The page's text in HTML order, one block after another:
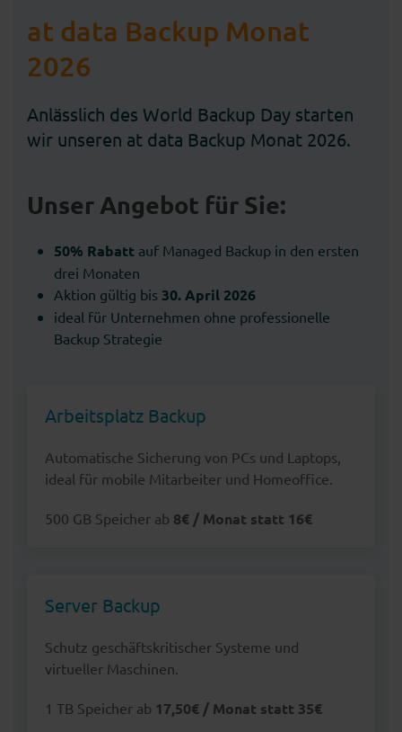
at data Backup Monat
2026
Anlässlich des World Backup Day starten
wir unseren at data Backup Monat 2026.
Unser Angebot für Sie:
50% Rabatt auf Managed Backup in den ersten
drei Monaten
Aktion gültig bis 30. April 2026
ideal für Unternehmen ohne professionelle
Backup Strategie
Arbeitsplatz Backup
Automatische Sicherung von PCs und Laptops,
ideal für mobile Mitarbeiter und Homeoffice.
500 GB Speicher ab 8€ / Monat statt 16€
Server Backup
Schutz geschäftskritischer Systeme und
virtueller Maschinen.
1 TB Speicher ab 17,50€ / Monat statt 35€